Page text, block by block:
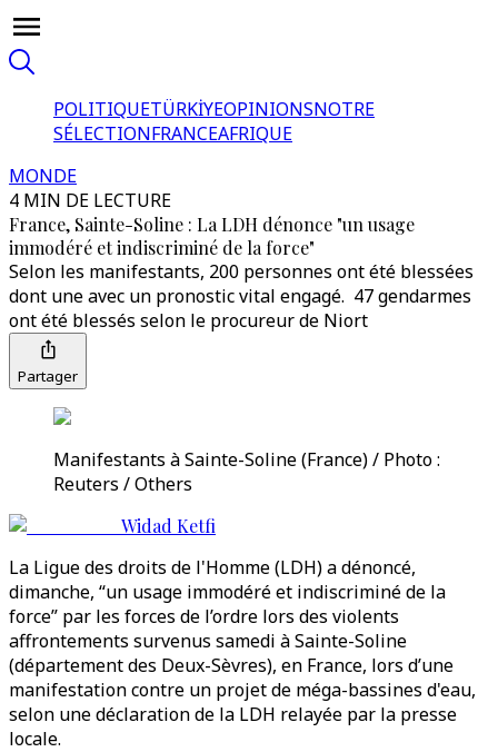
POLITIQUETÜRKİYEOPINIONSNOTRE
SÉLECTIONFRANCEAFRIQUE
MONDE
4 MIN DE LECTURE
France, Sainte-Soline : La LDH dénonce "un usage
immodéré et indiscriminé de la force"
Selon les manifestants, 200 personnes ont été blessées
dont une avec un pronostic vital engagé. 47 gendarmes
ont été blessés selon le procureur de Niort
Partager
Manifestants à Sainte-Soline (France) / Photo :
Reuters / Others
Widad Ketfi
La Ligue des droits de l'Homme (LDH) a dénoncé,
dimanche, “un usage immodéré et indiscriminé de la
force” par les forces de l’ordre lors des violents
affrontements survenus samedi à Sainte-Soline
(département des Deux-Sèvres), en France, lors d’une
manifestation contre un projet de méga-bassines d'eau,
selon une déclaration de la LDH relayée par la presse
locale.